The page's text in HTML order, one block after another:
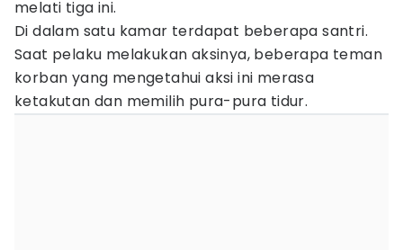
melati tiga ini.
Di dalam satu kamar terdapat beberapa santri.
Saat pelaku melakukan aksinya, beberapa teman
korban yang mengetahui aksi ini merasa
ketakutan dan memilih pura-pura tidur.